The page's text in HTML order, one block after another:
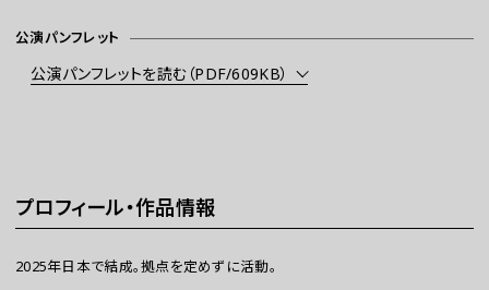
公演パンフレット
公演パンフレットを読む（PDF/609KB）
プロフィール・作品情報
2025年日本で結成。拠点を定めずに活動。